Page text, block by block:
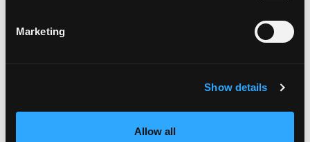
Marketing
Show details
Allow all